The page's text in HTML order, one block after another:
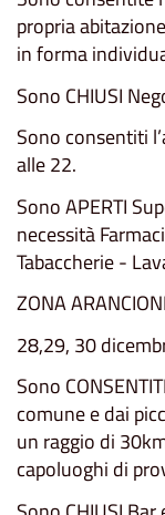
propria
in forma
Sono CHIUSI
Sono consentiti
alle 22.
Sono APERTI
necessità
Tabaccherie -
ZONA
28,29, 30
Sono
comune e dai
un raggio di
capoluoghi di